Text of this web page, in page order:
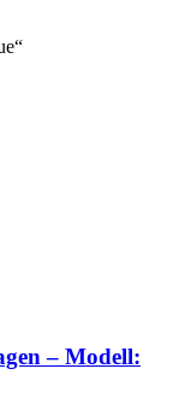
– Modell: